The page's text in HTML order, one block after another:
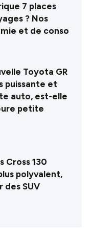
7 places
? Nos
et de conso
Toyota GR
puissante et
auto, est-elle
petite
Cross 130
polyvalent,
des SUV